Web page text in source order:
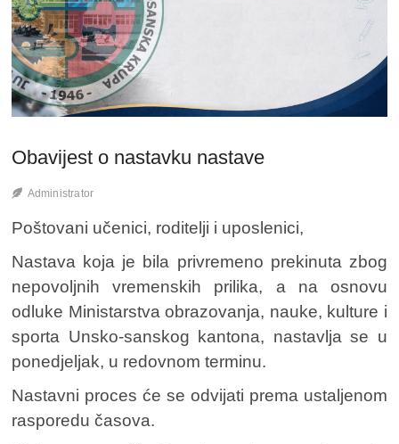
Obavijest o nastavku nastave
Administrator
Poštovani učenici, roditelji i uposlenici,
Nastava koja je bila privremeno prekinuta zbog
nepovoljnih vremenskih prilika, a na osnovu
odluke Ministarstva obrazovanja, nauke, kulture i
sporta Unsko-sanskog kantona, nastavlja se u
ponedjeljak, u redovnom terminu.
Nastavni proces će se odvijati prema ustaljenom
rasporedu časova.